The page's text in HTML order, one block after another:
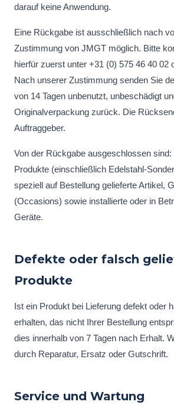
darauf keine Anwendung.
Eine Rückgabe ist ausschließlich nach
Zustimmung von JMGT möglich. Bitte
hierfür zuerst unter +31 (0) 575 46 40 02
Nach unserer Zustimmung senden Sie
von 14 Tagen unbenutzt, unbeschädigt
Originalverpackung zurück. Die
Auftraggeber.
Von der Rückgabe ausgeschlossen
Produkte (einschließlich Edelstahl-
speziell auf Bestellung gelieferte Artikel,
(Occasions) sowie installierte oder in
Geräte.
Defekte oder falsch
Produkte
Ist ein Produkt bei Lieferung defekt oder
erhalten, das nicht Ihrer Bestellung
dies innerhalb von 7 Tagen nach Erhalt.
durch Reparatur, Ersatz oder Gutschrift.
Service und Wartung